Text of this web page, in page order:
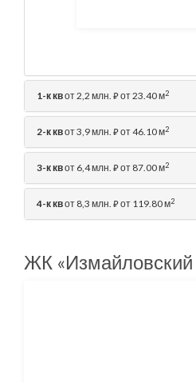
1-к квот 2,2 млн. ⃏от 23.40 м2
2-к квот 3,9 млн. ⃏от 46.10 м2
3-к квот 6,4 млн. ⃏от 87.00 м2
4-к квот 8,3 млн. ⃏от 119.80 м2
ЖК «Измайловский